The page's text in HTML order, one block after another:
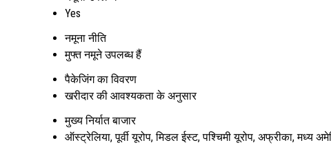
Yes
नमूना नीति
मुफ्त नमूने उपलब्ध हैं
पैकेजिंग का विवरण
खरीदार की आवश्यकता के अनुसार
मुख्य निर्यात बाजार
ऑस्ट्रेलिया, पूर्वी यूरोप, मिडल ईस्ट, पश्चिमी यूरोप, अफ्रीका, मध्य